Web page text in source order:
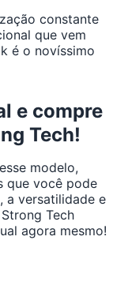
constante
que vem
é o novíssimo
e compre
Tech!
modelo,
que você pode
a versatilidade e
Tech
agora mesmo!